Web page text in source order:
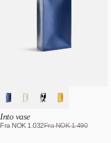
Into vase
Fra NOK 1.032FraNOK1.490